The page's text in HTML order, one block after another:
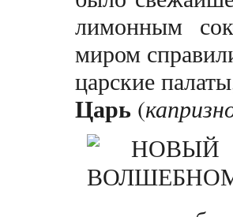
лимонным
миром
царские
Царь (